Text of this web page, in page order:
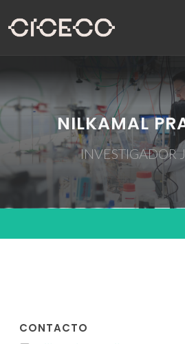
NILKAMAL
INVESTIGADOR
CONTACTO